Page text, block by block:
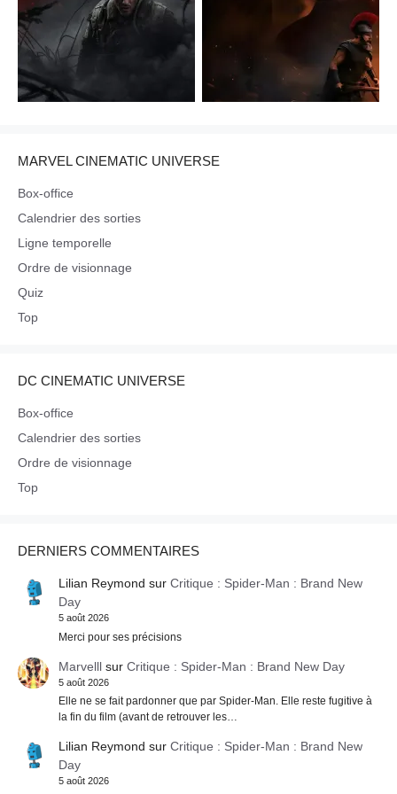
MARVEL CINEMATIC UNIVERSE
Box-office
Calendrier des sorties
Ligne temporelle
Ordre de visionnage
Quiz
Top
DC CINEMATIC UNIVERSE
Box-office
Calendrier des sorties
Ordre de visionnage
Top
DERNIERS COMMENTAIRES
Lilian Reymond sur Critique : Spider-Man : Brand New
Day
5 août 2026
Merci pour ses précisions
Marvelllsur Critique : Spider-Man : Brand New Day
5 août 2026
Elle ne se fait pardonner que par Spider-Man. Elle reste fugitive à
la fin du film (avant de retrouver les…
Lilian Reymond sur Critique : Spider-Man : Brand New
Day
5 août 2026